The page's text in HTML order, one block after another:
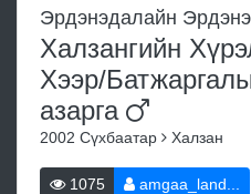
Эрдэнэдалайн
Халзангийн
Хээр/
азарга
2002 Сүхбаатар Халзан
1075 amgaa_land...